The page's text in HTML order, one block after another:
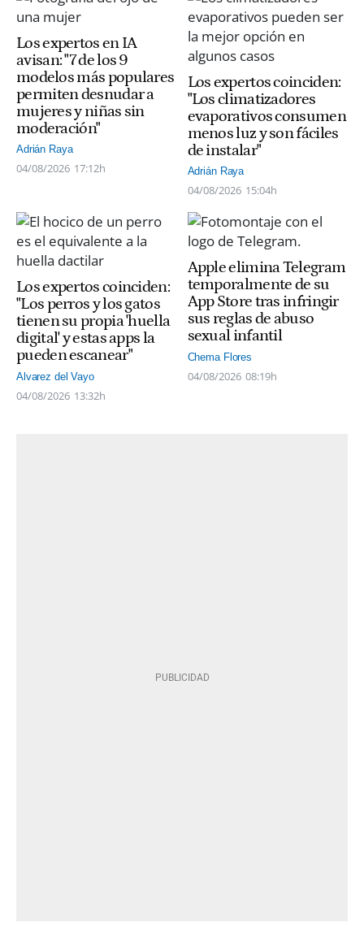
Los expertos en IA
avisan: "7 de los 9
modelos más populares
permiten desnudar a
mujeres y niñas sin
moderación"
Adrián Raya
04/08/2026 17:12h
Los expertos coinciden:
"Los climatizadores
evaporativos consumen
menos luz y son fáciles
de instalar"
Adrián Raya
04/08/2026 15:04h
Los expertos coinciden:
"Los perros y los gatos
tienen su propia 'huella
digital' y estas apps la
pueden escanear"
Alvarez del Vayo
04/08/2026 13:32h
Apple elimina Telegram
temporalmente de su
App Store tras infringir
sus reglas de abuso
sexual infantil
Chema Flores
04/08/2026 08:19h